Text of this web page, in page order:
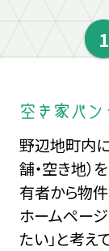
1
空き家バン
野辺地町内
舗・空き地）
有者から物
ホームページ
たい」と考え